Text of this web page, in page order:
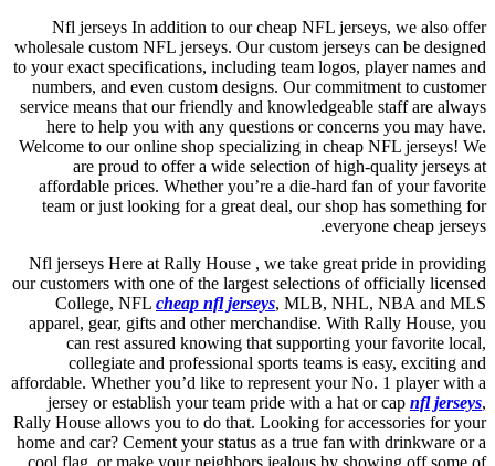
Nfl jerseys In addition to our cheap NFL jerseys, we also offer
wholesale custom NFL jerseys. Our custom jerseys can be designed
to your exact specifications, including team logos, player names and
numbers, and even custom designs. Our commitment to customer
service means that our friendly and knowledgeable staff are always
here to help you with any questions or concerns you may have.
Welcome to our online shop specializing in cheap NFL jerseys! We
are proud to offer a wide selection of high-quality jerseys at
affordable prices. Whether you’re a die-hard fan of your favorite
team or just looking for a great deal, our shop has something for
everyone cheap jerseys.
Nfl jerseys Here at Rally House , we take great pride in providing
our customers with one of the largest selections of officially licensed
College, NFL cheap nfl jerseys, MLB, NHL, NBA and MLS
apparel, gear, gifts and other merchandise. With Rally House, you
can rest assured knowing that supporting your favorite local,
collegiate and professional sports teams is easy, exciting and
affordable. Whether you’d like to represent your No. 1 player with a
jersey or establish your team pride with a hat or cap nfl jerseys,
Rally House allows you to do that. Looking for accessories for your
home and car? Cement your status as a true fan with drinkware or a
cool flag, or make your neighbors jealous by showing off some of